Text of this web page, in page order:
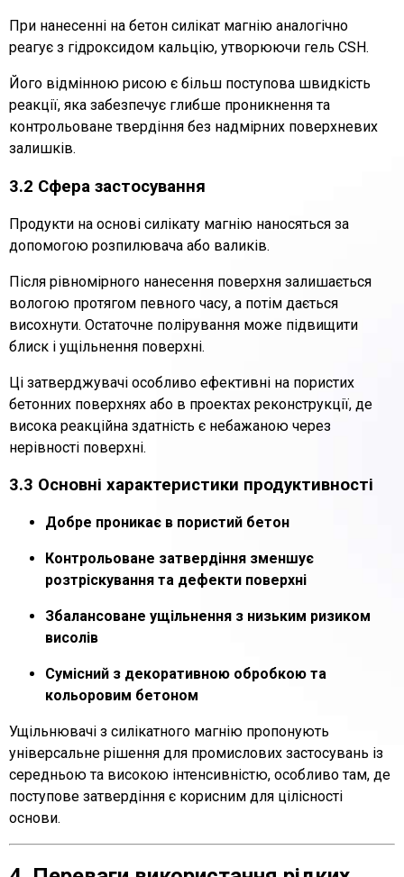
При нанесенні на бетон силікат магнію аналогічно
реагує з гідроксидом кальцію, утворюючи гель CSH.
Його відмінною рисою є більш поступова швидкість
реакції, яка забезпечує глибше проникнення та
контрольоване твердіння без надмірних поверхневих
залишків.
3.2 Сфера застосування
Продукти на основі силікату магнію наносяться за
допомогою розпилювача або валиків.
Після рівномірного нанесення поверхня залишається
вологою протягом певного часу, а потім дається
висохнути. Остаточне полірування може підвищити
блиск і ущільнення поверхні.
Ці затверджувачі особливо ефективні на пористих
бетонних поверхнях або в проектах реконструкції, де
висока реакційна здатність є небажаною через
нерівності поверхні.
3.3 Основні характеристики продуктивності
Добре проникає в пористий бетон
Контрольоване затвердіння зменшує
розтріскування та дефекти поверхні
Збалансоване ущільнення з низьким ризиком
висолів
Сумісний з декоративною обробкою та
кольоровим бетоном
Ущільнювачі з силікатного магнію пропонують
універсальне рішення для промислових застосувань із
середньою та високою інтенсивністю, особливо там, де
поступове затвердіння є корисним для цілісності
основи.